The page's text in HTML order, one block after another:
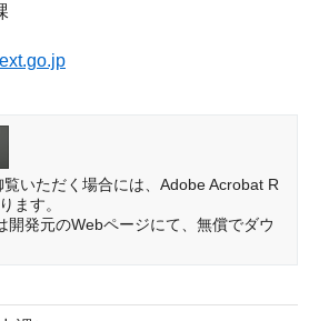
いただく場合には、Adobe Acrobat R
ます。
開発元のWebページにて、無償でダウ